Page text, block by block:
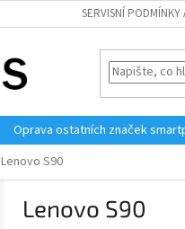
SERVISNÍ
Oprava ostatních značek
Lenovo S90
Lenovo S90